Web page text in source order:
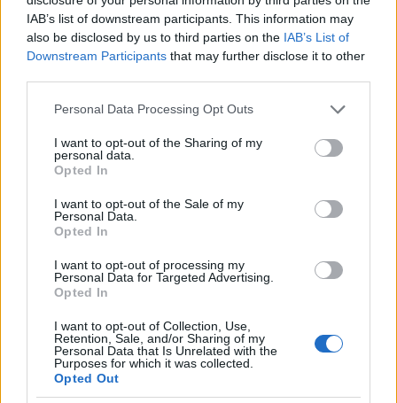
IAB’s list of downstream participants. This information may
also be disclosed by us to third parties on the IAB’s List of
Downstream Participants that may further disclose it to other
Please note that this website/app uses one or more Google
not limited to your visit or usage behaviour. You may click to
grant or deny consent to Google and its third-party tags to
use your data for below specified purposes in below Google
consent section.
Personal Data Processing Opt Outs
I want to opt-out of the Sharing of my
personal data.
Opted In
I want to opt-out of the Sale of my
Personal Data.
Opted In
I want to opt-out of processing my
Personal Data for Targeted Advertising.
Opted In
I want to opt-out of Collection, Use,
Retention, Sale, and/or Sharing of my
Personal Data that Is Unrelated with the
Purposes for which it was collected.
Opted Out
: nálunk senki nem járt magántanárhoz. se
elit gimnázium nem volt. egyszerűen jó volt a
nyelvoktatás.
A Tyne folyó déli partja
@lárvalányhaj: hát gondolom úgy, hogy az, hogy
magas az IQ-ja, nem jelenti azt, hogy megvan benne
a vezérigazgatósághoz, meg a többihez való
képesség is. az ugyanis nem kizárólag IQ-tól függ.